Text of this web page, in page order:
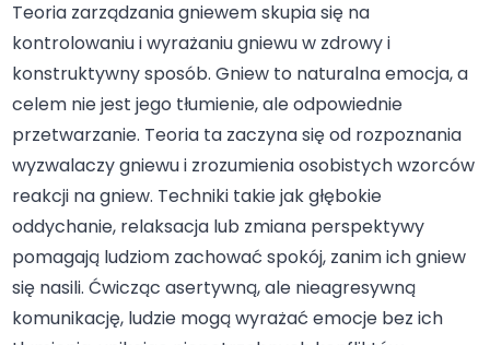
Teoria zarządzania gniewem skupia się na
kontrolowaniu i wyrażaniu gniewu w zdrowy i
konstruktywny sposób. Gniew to naturalna emocja, a
celem nie jest jego tłumienie, ale odpowiednie
przetwarzanie. Teoria ta zaczyna się od rozpoznania
wyzwalaczy gniewu i zrozumienia osobistych wzorców
reakcji na gniew. Techniki takie jak głębokie
oddychanie, relaksacja lub zmiana perspektywy
pomagają ludziom zachować spokój, zanim ich gniew
się nasili. Ćwicząc asertywną, ale nieagresywną
komunikację, ludzie mogą wyrażać emocje bez ich